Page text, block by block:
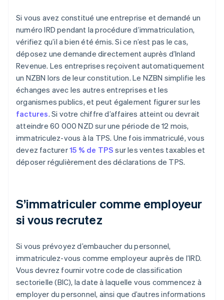
Si vous avez constitué une entreprise et demandé un
numéro IRD pendant la procédure d’immatriculation,
vérifiez qu’il a bien été émis. Si ce n’est pas le cas,
déposez une demande directement auprès d’Inland
Revenue. Les entreprises reçoivent automatiquement
un NZBN lors de leur constitution. Le NZBN simplifie les
échanges avec les autres entreprises et les
organismes publics, et peut également figurer sur les
factures. Si votre chiffre d’affaires atteint ou devrait
atteindre 60 000 NZD sur une période de 12 mois,
immatriculez-vous à la TPS. Une fois immatriculé, vous
devez facturer15 % de TPS sur les ventes taxables et
déposer régulièrement des déclarations de TPS.
S’immatriculer comme employeur
si vous recrutez
Si vous prévoyez d’embaucher du personnel,
immatriculez-vous comme employeur auprès de l’IRD.
Vous devrez fournir votre code de classification
sectorielle (BIC), la date à laquelle vous commencez à
employer du personnel, ainsi que d’autres informations